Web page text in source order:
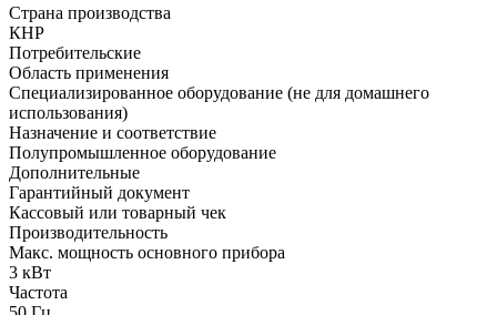
Страна производства
КНР
Потребительские
Область применения
Специализированное оборудование (не для домашнего
использования)
Назначение и соответствие
Полупромышленное оборудование
Дополнительные
Гарантийный документ
Кассовый или товарный чек
Производительность
Макс. мощность основного прибора
3 кВт
Частота